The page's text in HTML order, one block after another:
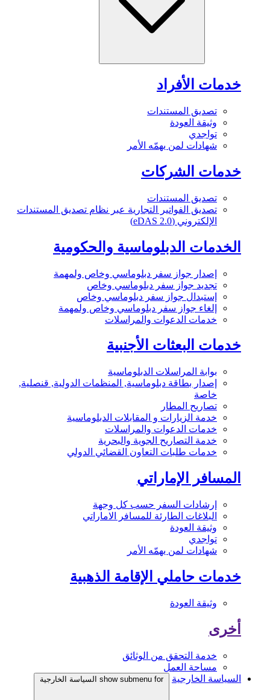
خدمات الأفراد
تصديق المستندات
وثيقة العودة
تواجدي
شهادات لمن يهمّه الأمر
خدمات الشركات
تصديق المستندات
تصديق الفواتير التجارية عبر نظام تصديق المستندات
الإلكتروني (eDAS 2.0)
الخدمات الدبلوماسية والحكومية
إصدار جواز سفر دبلوماسي وخاص ولمهمة
تجديد جواز سفر دبلوماسي وخاص
إستبدال جواز سفر دبلوماسي وخاص
إلغاء جواز سفر دبلوماسي وخاص ولمهمة
خدمات الدعوات والمراسلات
خدمات البعثات الأجنبية
بوابة المراسلات الدبلوماسية
إصدار بطاقة دبلوماسية, المنظمات الدولية, قنصلية,
خاصة
تصاريح المطار
خدمة الزيارات و المقابلات الدبلوماسية
خدمات الدعوات والمراسلات
خدمة التصاريح الجوية والبحرية
خدمات طلبات التعاون القضائي الدولي
المسافر الإماراتي
إرشادات السفر حسب كل وجهة
البلاغات الطارئة للمسافر الاماراتي
وثيقة العودة
تواجدي
شهادات لمن يهمّه الأمر
خدمات حاملي الإقامة الذهبية
وثيقة العودة
أخرى
خدمة التحقق من الوثائق
مساحة العمل
السياسة الخارجية
show submenu for السياسة الخارجية